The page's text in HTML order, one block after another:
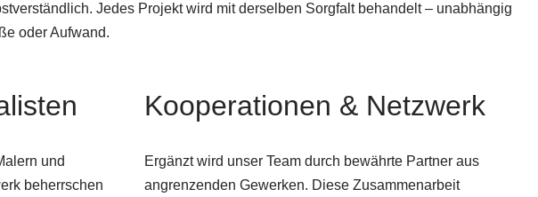
Jedes Projekt wird mit derselben Sorgfalt behandelt – unabhängig
oder Aufwand.
und
beherrschen
Kooperationen & Netzwerk
Ergänzt wird unser Team durch bewährte Partner aus
angrenzenden Gewerken. Diese Zusammenarbeit